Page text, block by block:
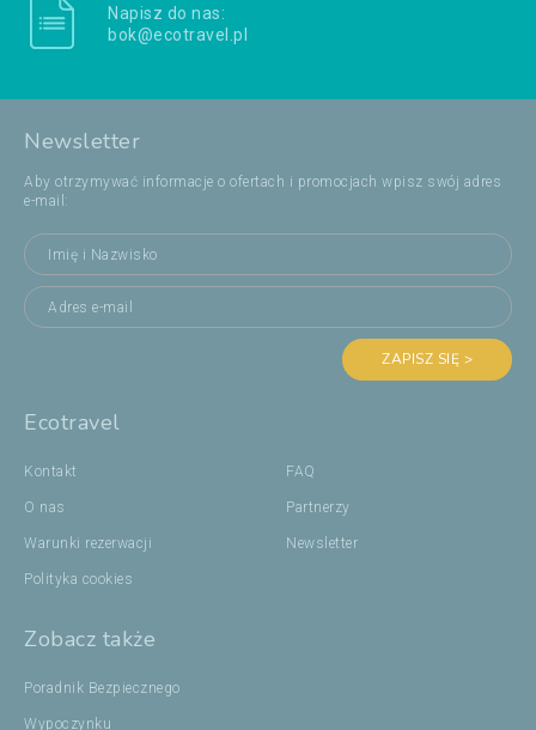
Napisz do nas:
bok@ecotravel.pl
Newsletter
Aby otrzymywać informacje o ofertach i promocjach wpisz swój adres
e-mail:
ZAPISZ SIĘ >
Ecotravel
Kontakt
O nas
Warunki rezerwacji
Polityka cookies
FAQ
Partnerzy
Newsletter
Zobacz także
Poradnik Bezpiecznego
Wypoczynku